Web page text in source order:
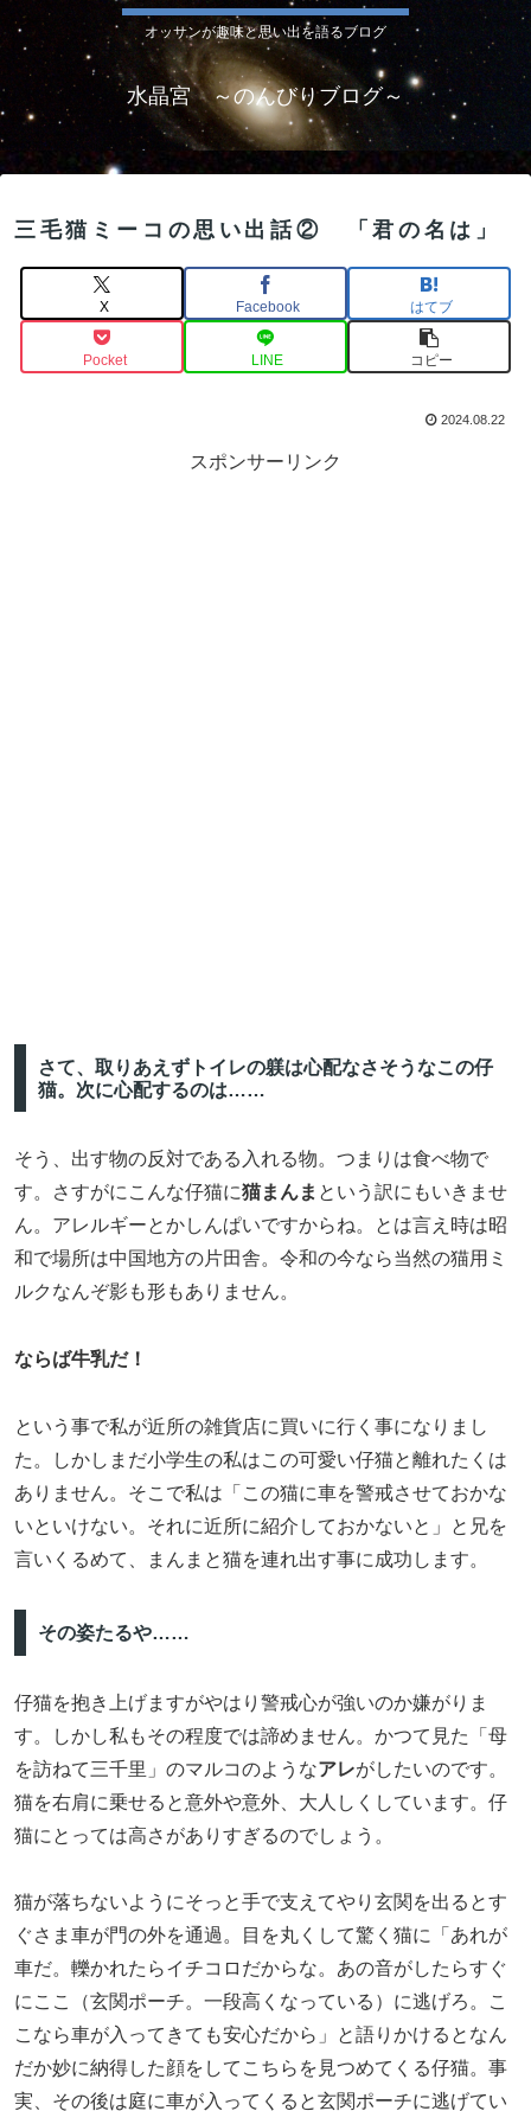
オッサンが趣味と思い出を語るブログ
水晶宮 ～のんびりブログ～
三毛猫ミーコの思い出話② 「君の名は」
X Facebook はてブ
Pocket LINE コピー
2024.08.22
スポンサーリンク
さて、取りあえずトイレの躾は心配なさそうなこの仔
猫。次に心配するのは……
そう、出す物の反対である入れる物。つまりは食べ物で
す。さすがにこんな仔猫に猫まんま という訳にもいきませ
ん。アレルギーとかしんぱいですからね。とは言え時は昭
和で場所は中国地方の片田舎。令和の今なら当然の猫用ミ
ルクなんぞ影も形もありません。
ならば牛乳だ！
という事で私が近所の雑貨店に買いに行く事になりまし
た。しかしまだ小学生の私はこの可愛い仔猫と離れたくは
ありません。そこで私は「この猫に車を警戒させておかな
いといけない。それに近所に紹介しておかないと」と兄を
言いくるめて、まんまと猫を連れ出す事に成功します。
その姿たるや……
仔猫を抱き上げますがやはり警戒心が強いのか嫌がりま
す。しかし私もその程度では諦めません。かつて見た「母
を訪ねて三千里」のマルコのようなアレがしたいのです。
猫を右肩に乗せると意外や意外、大人しくしています。仔
猫にとっては高さがありすぎるのでしょう。
猫が落ちないようにそっと手で支えてやり玄関を出るとす
ぐさま車が門の外を通過。目を丸くして驚く猫に「あれが
車だ。轢かれたらイチコロだからな。あの音がしたらすぐ
にここ（玄関ポーチ。一段高くなっている）に逃げろ。こ
こなら車が入ってきても安心だから」と語りかけるとなん
だか妙に納得した顔をしてこちらを見つめてくる仔猫。事
実、その後は庭に車が入ってくると玄関ポーチに逃げてい